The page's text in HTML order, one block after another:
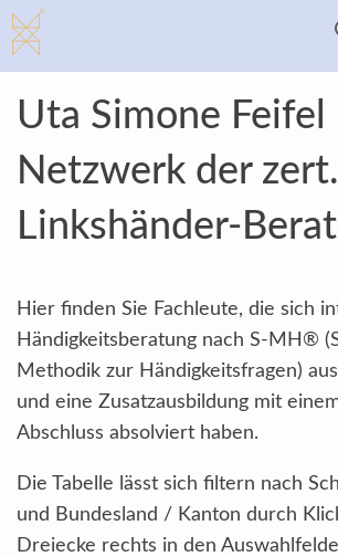
Zum
Inhalt
springen
Uta Simone Feifel
Netzwerk der zert.
Linkshänder-
Hier finden Sie Fachleute, die sich
Händigkeitsberatung nach S-MH®
Methodik zur Händigkeitsfragen)
und eine Zusatzausbildung mit
Abschluss absolviert haben.
Die Tabelle lässt sich filtern nach
und Bundesland / Kanton durch
Dreiecke rechts in den